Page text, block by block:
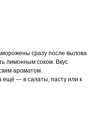
сразу после вылова
лимонным соком. Вкус
ароматом.
ещё — в салаты, пасту или к